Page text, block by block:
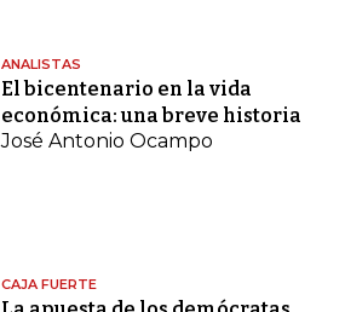
ANALISTAS
El bicentenario en la vida
económica: una breve historia
José Antonio Ocampo
CAJA FUERTE